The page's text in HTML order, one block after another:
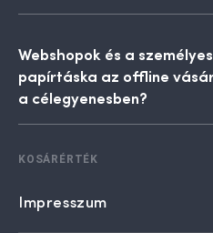
Webshopok és a
papírtáska az offline
a célegyenesben?
KOSÁRÉRTÉK
Impresszum